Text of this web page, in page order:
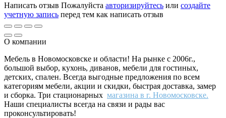
Написать отзыв Пожалуйста авторизируйтесь или создайте
учетную запись перед тем как написать отзыв
О компании
Мебель в Новомосковске и области! На рынке с 2006г.,
большой выбор, кухонь, диванов, мебели для гостиных,
детских, спален. Всегда выгодные предложения по всем
категориям мебели, акции и скидки, быстрая доставка, замер
и сборка. Три стационарных магазина в г. Новомосковске.
Наши специалисты всегда на связи и рады вас
проконсультировать!